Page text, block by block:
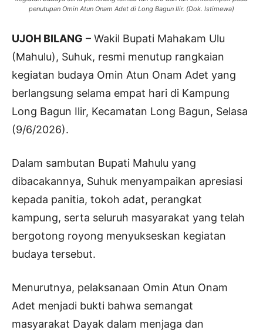
penutupan Omin Atun Onam Adet di Long Bagun Ilir. (Dok. Istimewa)
UJOH BILANG – Wakil Bupati Mahakam Ulu
(Mahulu), Suhuk, resmi menutup rangkaian
kegiatan budaya Omin Atun Onam Adet yang
berlangsung selama empat hari di Kampung
Long Bagun Ilir, Kecamatan Long Bagun, Selasa
(9/6/2026).
Dalam sambutan Bupati Mahulu yang
dibacakannya, Suhuk menyampaikan apresiasi
kepada panitia, tokoh adat, perangkat
kampung, serta seluruh masyarakat yang telah
bergotong royong menyukseskan kegiatan
budaya tersebut.
Menurutnya, pelaksanaan Omin Atun Onam
Adet menjadi bukti bahwa semangat
masyarakat Dayak dalam menjaga dan